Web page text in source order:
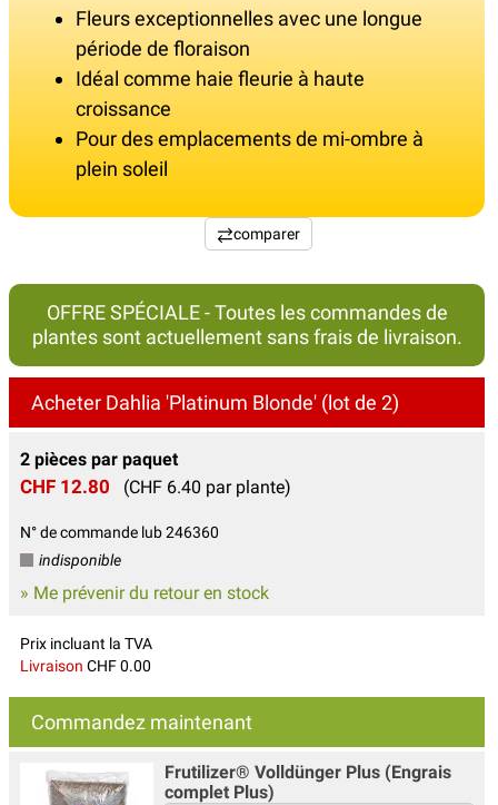
Fleurs exceptionnelles avec une longue
période de floraison
Idéal comme haie fleurie à haute
croissance
Pour des emplacements de mi-ombre à
plein soleil
comparer
OFFRE SPÉCIALE - Toutes les commandes de
plantes sont actuellement sans frais de livraison.
Acheter Dahlia 'Platinum Blonde' (lot de 2)
2 pièces par paquet
CHF 12.80 (CHF 6.40 par plante)
N° de commande lub 246360
indisponible
» Me prévenir du retour en stock
Prix incluant la TVA
Livraison CHF 0.00
Commandez maintenant
Frutilizer® Volldünger Plus (Engrais
complet Plus)